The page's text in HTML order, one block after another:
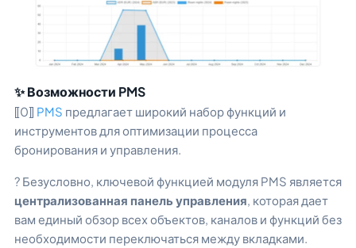
✨ Возможности PMS
⟦0⟧ PMS предлагает широкий набор функций и
инструментов для оптимизации процесса
бронирования и управления.
? Безусловно, ключевой функцией модуля PMS является
централизованная панель управления, которая дает
вам единый обзор всех объектов, каналов и функций без
необходимости переключаться между вкладками.